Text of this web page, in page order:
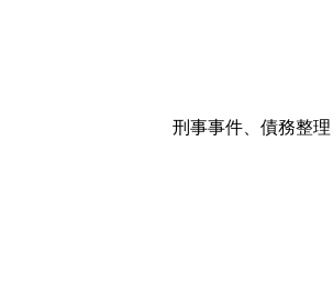
インタビュー
刑事事件、債務整